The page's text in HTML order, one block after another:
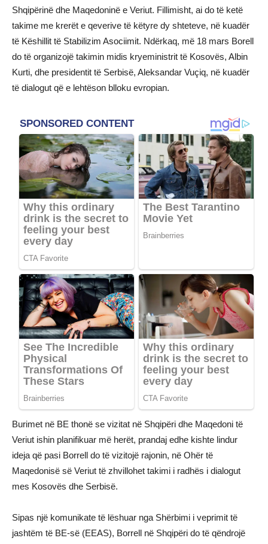
Shqipërinë dhe Maqedoninë e Veriut. Fillimisht, ai do të ketë
takime me krerët e qeverive të këtyre dy shteteve, në kuadër
të Këshillit të Stabilizim Asociimit. Ndërkaq, më 18 mars Borell
do të organizojë takimin midis kryeministrit të Kosovës, Albin
Kurti, dhe presidentit të Serbisë, Aleksandar Vuçiq, në kuadër
të dialogut që e lehtëson blloku evropian.
Burimet në BE thonë se vizitat në Shqipëri dhe Maqedoni të
Veriut ishin planifikuar më herët, prandaj edhe kishte lindur
ideja që pasi Borrell do të vizitojë rajonin, në Ohër të
Maqedonisë së Veriut të zhvillohet takimi i radhës i dialogut
mes Kosovës dhe Serbisë.
Sipas një komunikate të lëshuar nga Shërbimi i veprimit të
jashtëm të BE-së (EEAS), Borrell në Shqipëri do të qëndrojë